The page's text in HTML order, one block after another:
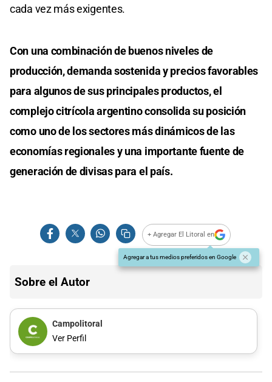
cada vez más exigentes.
Con una combinación de buenos niveles de
producción, demanda sostenida y precios favorables
para algunos de sus principales productos, el
complejo citrícola argentino consolida su posición
como uno de los sectores más dinámicos de las
economías regionales y una importante fuente de
generación de divisas para el país.
+ Agregar El Litoral en
Agregar a tus medios preferidos en Google
Sobre el Autor
Campolitoral
Ver Perfil